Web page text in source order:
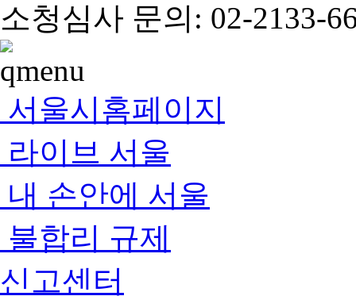
소청심사 문의: 02-2133-
서울시홈페이지
라이브 서울
내 손안에 서울
불합리 규제
신고센터